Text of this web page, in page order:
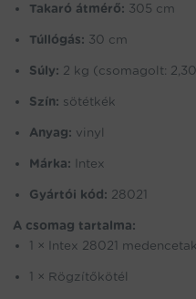
Takaró átmérő: 305 cm
Túllógás: 30 cm
Súly: 2 kg (csomagolt:
Szín: sötétkék
Anyag: vinyl
Márka: Intex
Gyártói kód: 28021
A csomag tartalma:
1 × Intex 28021
1 × Rögzítőkötél